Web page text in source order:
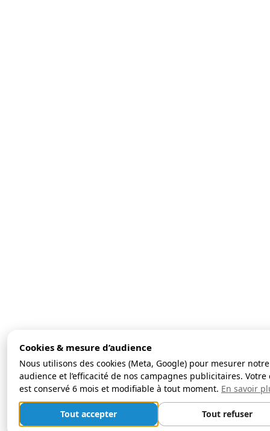
Cookies & mesure d’audience
Nous utilisons des cookies (Meta, Google) pour mesurer notre
audience et l’efficacité de nos campagnes publicitaires. Votre
est conservé 6 mois et modifiable à tout moment. En savoir
Tout accepter Tout refuser